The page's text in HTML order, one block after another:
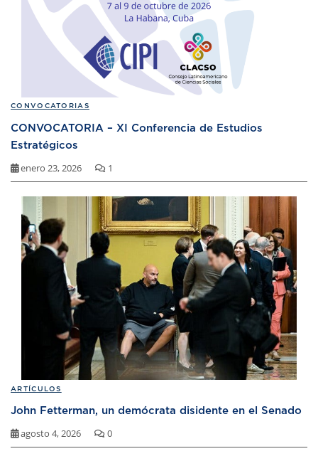
CONVOCATORIAS
CONVOCATORIA – XI Conferencia de Estudios
Estratégicos
enero 23, 2026 1
ARTÍCULOS
John Fetterman, un demócrata disidente en el Senado
agosto 4, 2026 0